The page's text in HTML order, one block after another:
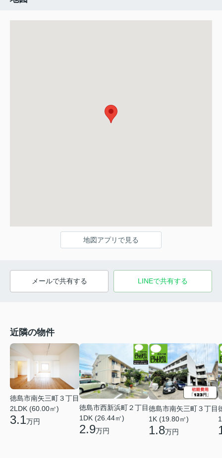
地図アプリで見る
メールで共有する LINEで共有する
近隣の物件
徳島市南矢三町３丁目
2LDK (60.00㎡)
3.1万円
徳島市西新浜町２丁目
1DK (26.44㎡)
2.9万円
徳島市南矢三町３丁目
1K (19.80㎡)
1.8万円